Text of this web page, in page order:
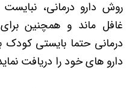
روش دارو درمانی،
غافل ماند و همچنین
درمانی حتما بایستی کودک
دارو های خود را دریافت